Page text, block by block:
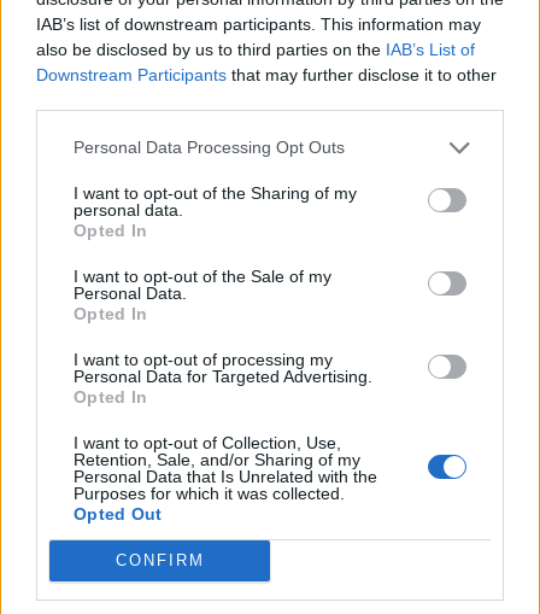
IAB’s list of downstream participants. This information may
also be disclosed by us to third parties on the IAB’s List of
Downstream Participants that may further disclose it to other
Personal Data Processing Opt Outs
I want to opt-out of the Sharing of my
personal data.
Opted In
I want to opt-out of the Sale of my
Personal Data.
Opted In
I want to opt-out of processing my
Personal Data for Targeted Advertising.
Opted In
I want to opt-out of Collection, Use,
Retention, Sale, and/or Sharing of my
Personal Data that Is Unrelated with the
Purposes for which it was collected.
Opted Out
CONFIRM
ΠΕΡΙΣΣΟΤΕΡΑ